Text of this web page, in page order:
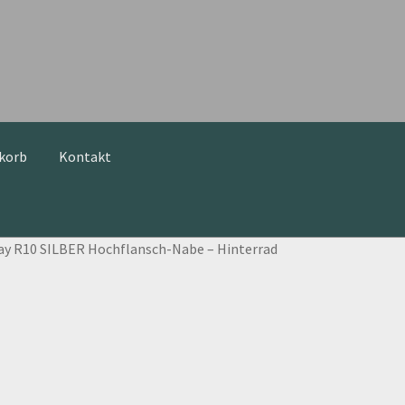
Kontakt
R10 SILBER Hochflansch-Nabe – Hinterrad